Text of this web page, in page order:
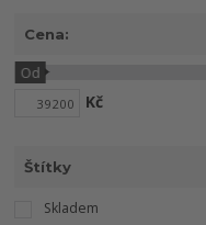
Cena:
Kč
Od
Štítky
Skladem